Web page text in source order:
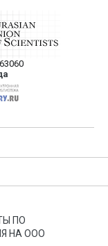
—
в
журнале
научных статей в
ПО
НА ООО